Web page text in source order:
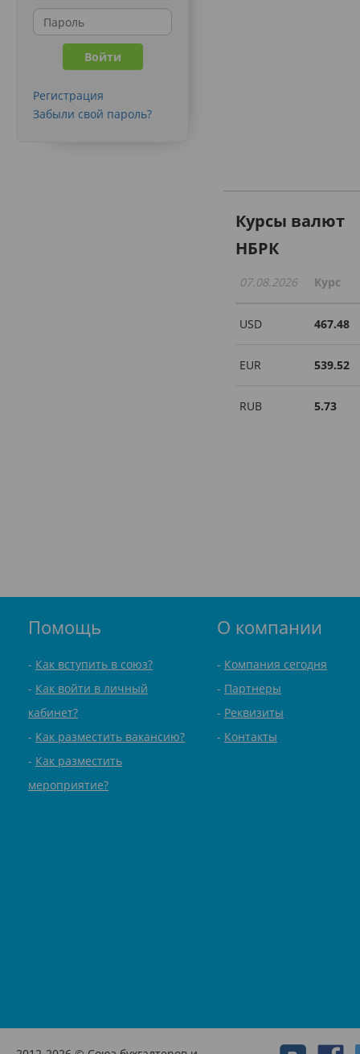
Регистрация
Забыли свой пароль?
Курсы валют
НБРК
07.08.2026 Курс
USD 467.48
EUR 539.52
RUB 5.73
Помощь
Как вступить в союз?
Как войти в личный
кабинет?
Как разместить вакансию?
Как разместить
мероприятие?
О компании
Компания сегодня
Партнеры
Реквизиты
Контакты